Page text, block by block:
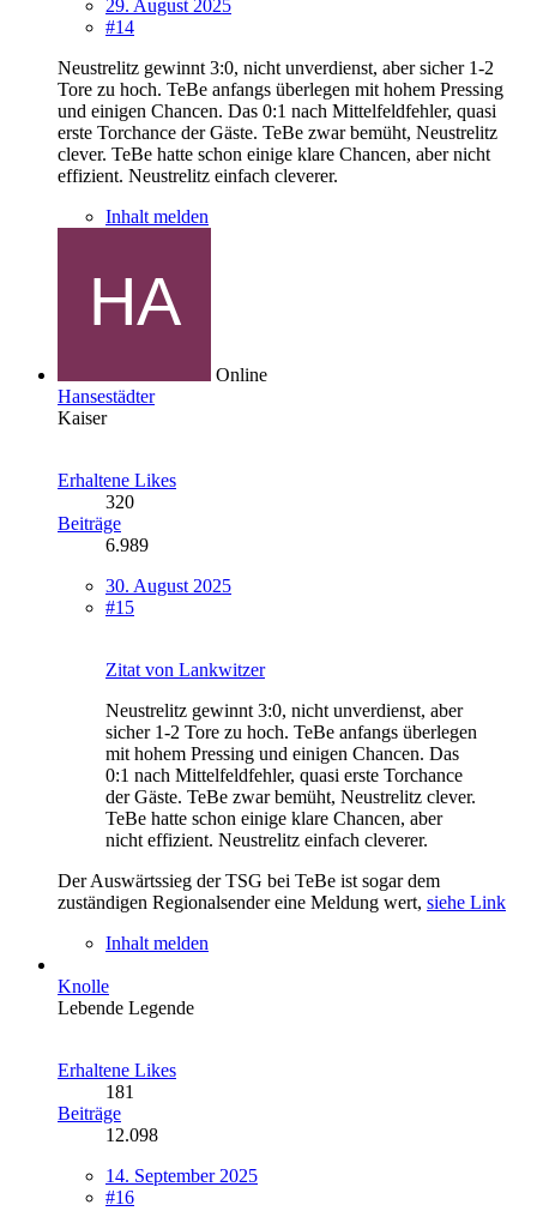
29. August 2025
#14
Neustrelitz gewinnt 3:0, nicht unverdienst, aber sicher 1-2
Tore zu hoch. TeBe anfangs überlegen mit hohem Pressing
und einigen Chancen. Das 0:1 nach Mittelfeldfehler, quasi
erste Torchance der Gäste. TeBe zwar bemüht, Neustrelitz
clever. TeBe hatte schon einige klare Chancen, aber nicht
effizient. Neustrelitz einfach cleverer.
Inhalt melden
Online
Hansestädter
Kaiser
Erhaltene Likes
320
Beiträge
6.989
30. August 2025
#15
Zitat von Lankwitzer
Neustrelitz gewinnt 3:0, nicht unverdienst, aber
sicher 1-2 Tore zu hoch. TeBe anfangs überlegen
mit hohem Pressing und einigen Chancen. Das
0:1 nach Mittelfeldfehler, quasi erste Torchance
der Gäste. TeBe zwar bemüht, Neustrelitz clever.
TeBe hatte schon einige klare Chancen, aber
nicht effizient. Neustrelitz einfach cleverer.
Der Auswärtssieg der TSG bei TeBe ist sogar dem
zuständigen Regionalsender eine Meldung wert, siehe Link
Inhalt melden
Knolle
Lebende Legende
Erhaltene Likes
181
Beiträge
12.098
14. September 2025
#16